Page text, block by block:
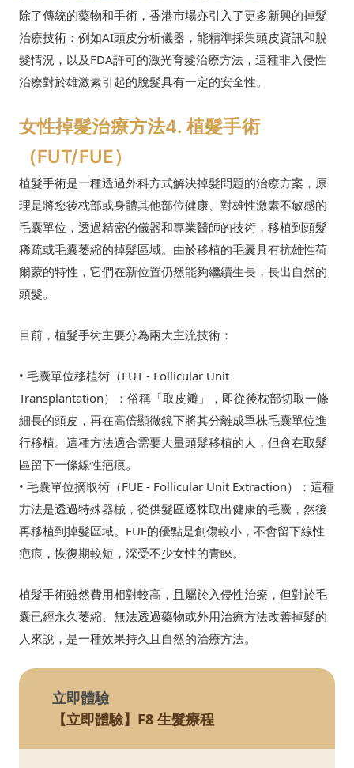
除了傳統的藥物和手術，香港市場亦引入了更多新興的掉髮
治療技術：例如AI頭皮分析儀器，能精準採集頭皮資訊和脫
髮情況，以及FDA許可的激光育髮治療方法，這種非入侵性
治療對於雄激素引起的脫髮具有一定的安全性。
女性掉髮治療方法4. 植髮手術
（FUT/FUE）
植髮手術是一種透過外科方式解決掉髮問題的治療方案，原
理是將您後枕部或身體其他部位健康、對雄性激素不敏感的
毛囊單位，透過精密的儀器和專業醫師的技術，移植到頭髮
稀疏或毛囊萎縮的掉髮區域。由於移植的毛囊具有抗雄性荷
爾蒙的特性，它們在新位置仍然能夠繼續生長，長出自然的
頭髮。
目前，植髮手術主要分為兩大主流技術：
• 毛囊單位移植術（FUT - Follicular Unit
Transplantation）：俗稱「取皮瓣」，即從後枕部切取一條
細長的頭皮，再在高倍顯微鏡下將其分離成單株毛囊單位進
行移植。這種方法適合需要大量頭髮移植的人，但會在取髮
區留下一條線性疤痕。
• 毛囊單位摘取術（FUE - Follicular Unit Extraction）：這種
方法是透過特殊器械，從供髮區逐株取出健康的毛囊，然後
再移植到掉髮區域。FUE的優點是創傷較小，不會留下線性
疤痕，恢復期較短，深受不少女性的青睞。
植髮手術雖然費用相對較高，且屬於入侵性治療，但對於毛
囊已經永久萎縮、無法透過藥物或外用治療方法改善掉髮的
人來說，是一種效果持久且自然的治療方法。
立即體驗
【立即體驗】F8 生髮療程